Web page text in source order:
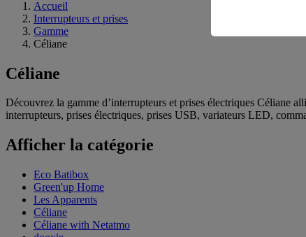
Accueil
Interrupteurs et prises
Gamme
Céliane
Céliane
Découvrez la gamme d’interrupteurs et prises électriques Céliane
interrupteurs, prises électriques, prises USB, variateurs LED,
Afficher la catégorie
Eco Batibox
Green'up Home
Les Apparents
Céliane
Céliane with Netatmo